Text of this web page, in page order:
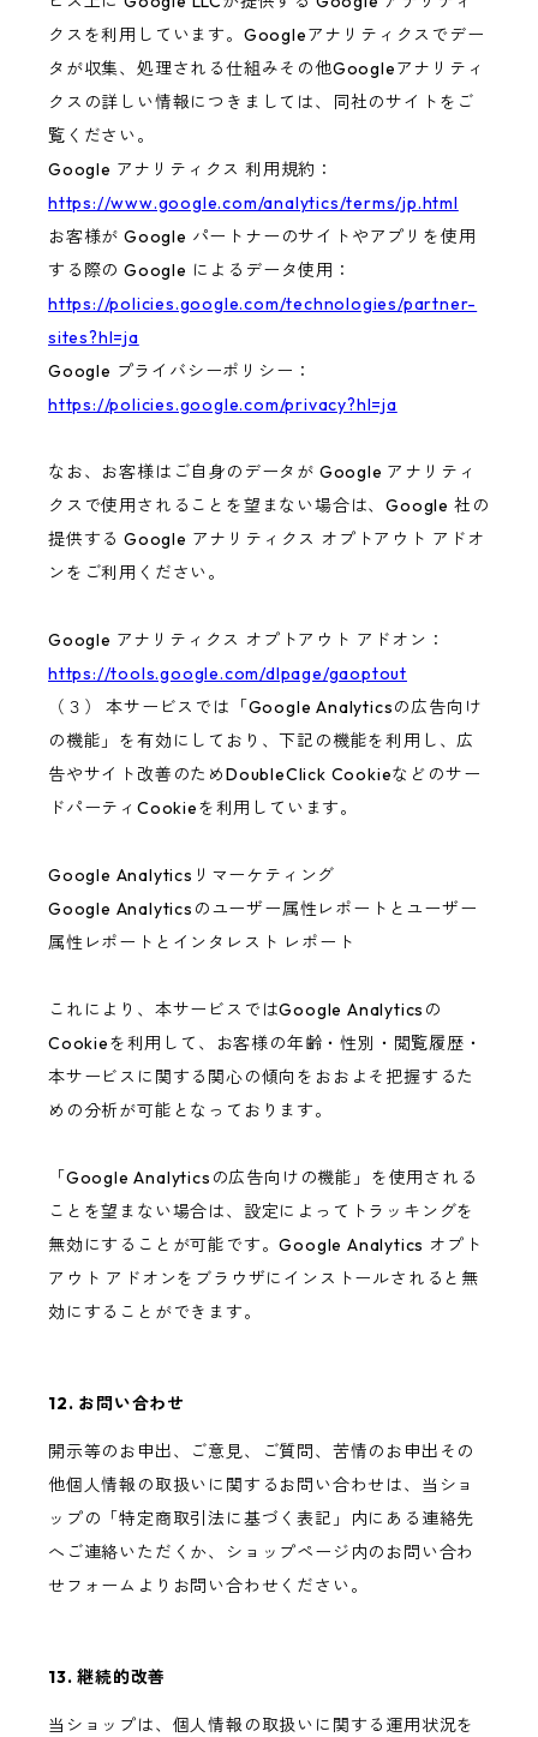
クスを利用しています。Googleアナリティクスでデー
タが収集、処理される仕組みその他Googleアナリティ
クスの詳しい情報につきましては、同社のサイトをご
覧ください。
Google アナリティクス 利用規約：
https://www.google.com/analytics/terms/jp.html
お客様が Google パートナーのサイトやアプリを使用
する際の Google によるデータ使用：
https://policies.google.com/technologies/partner-
sites?hl=ja
Google プライバシーポリシー：
https://policies.google.com/privacy?hl=ja
なお、お客様はご自身のデータが Google アナリティ
クスで使用されることを望まない場合は、Google 社の
提供する Google アナリティクス オプトアウト アドオ
ンをご利用ください。
Google アナリティクス オプトアウト アドオン：
https://tools.google.com/dlpage/gaoptout
（３） 本サービスでは「Google Analyticsの広告向け
の機能」を有効にしており、下記の機能を利用し、広
告やサイト改善のためDoubleClick Cookieなどのサー
ドパーティCookieを利用しています。
Google Analyticsリマーケティング
Google Analyticsのユーザー属性レポートとユーザー
属性レポートとインタレスト レポート
これにより、本サービスではGoogle Analyticsの
Cookieを利用して、お客様の年齢・性別・閲覧履歴・
本サービスに関する関心の傾向をおおよそ把握するた
めの分析が可能となっております。
「Google Analyticsの広告向けの機能」を使用される
ことを望まない場合は、設定によってトラッキングを
無効にすることが可能です。Google Analytics オプト
アウト アドオンをブラウザにインストールされると無
効にすることができます。
12. お問い合わせ
開示等のお申出、ご意見、ご質問、苦情のお申出その
他個人情報の取扱いに関するお問い合わせは、当ショ
ップの「特定商取引法に基づく表記」内にある連絡先
へご連絡いただくか、ショップページ内のお問い合わ
せフォームよりお問い合わせください。
13. 継続的改善
当ショップは、個人情報の取扱いに関する運用状況を